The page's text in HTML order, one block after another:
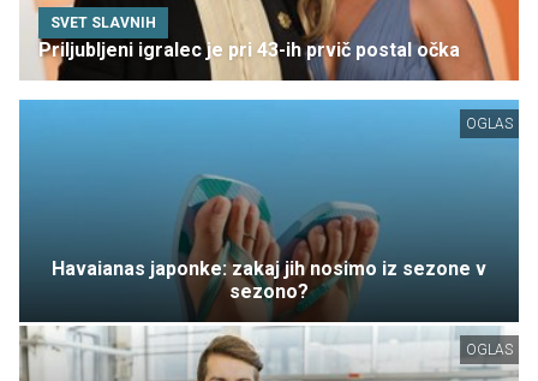
SVET SLAVNIH
Priljubljeni igralec je pri 43-ih prvič postal očka
OGLAS
Havaianas japonke: zakaj jih nosimo iz sezone v
sezono?
OGLAS